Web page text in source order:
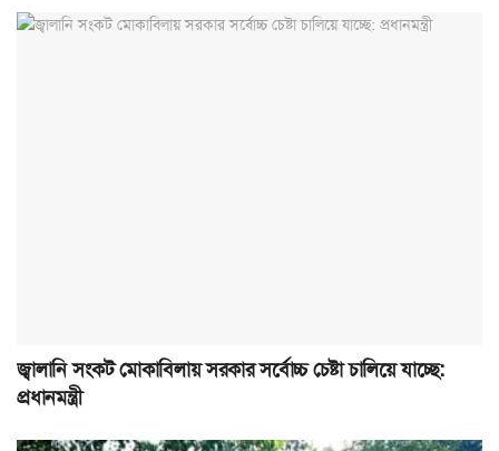
জ্বালানি সংকট মোকাবিলায় সরকার সর্বোচ্চ চেষ্টা চালিয়ে যাচ্ছে:
প্রধানমন্ত্রী